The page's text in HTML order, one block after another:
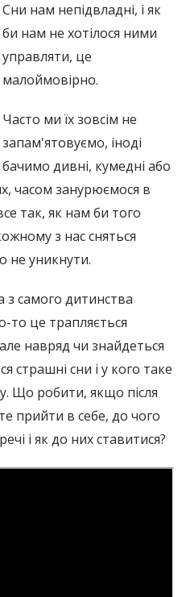
Сни нам непідвладні, і як
би нам не хотілося ними
управляти, це
малоймовірно.
Часто ми їх зовсім не
запам'ятовуємо, іноді
бачимо дивні, кумедні або
часом занурюємося в
так, як нам би того
з нас сняться
не уникнути.
самого дитинства
то це трапляється
навряд чи знайдеться
страшні сни і у кого таке
Що робити, якщо після
прийти в себе, до чого
і як до них ставитися?